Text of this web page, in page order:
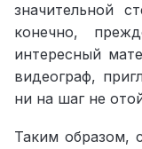
значительной
конечно,
интересный
видеограф,
ни на шаг не
Таким образом,